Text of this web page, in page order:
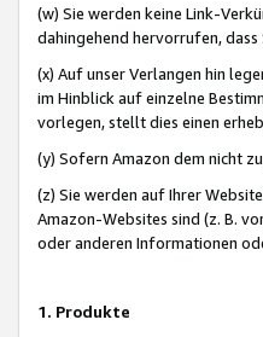
(w) Sie werden keine Link-
dahingehend hervorrufen,
(x) Auf unser Verlangen hin
im Hinblick auf einzelne
vorlegen, stellt dies einen
(y) Sofern Amazon dem nicht
(z) Sie werden auf Ihrer
Amazon-Websites sind (z. B.
oder anderen Informationen
1. Produkte